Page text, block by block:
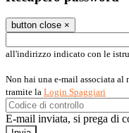
button close ×
all'indirizzo indicato con le
Non hai una e-mail associata al
tramite la Login Spaggiari
E-mail inviata, si prega di